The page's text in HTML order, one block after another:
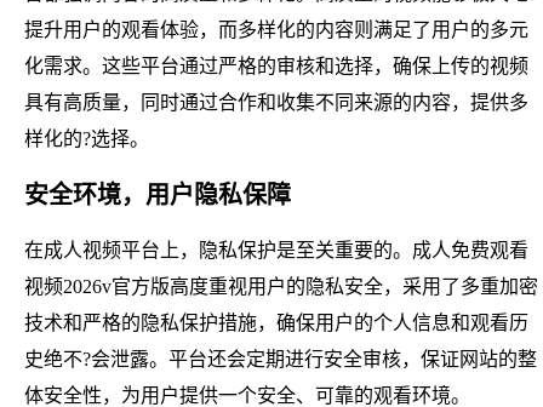
提升用户的观看体验，而多样化的内容则满足了用户的多元
化需求。这些平台通过严格的审核和选择，确保上传的视频
具有高质量，同时通过合作和收集不同来源的内容，提供多
样化的?选择。
安全环境，用户隐私保障
在成人视频平台上，隐私保护是至关重要的。成人免费观看
视频2026v官方版高度重视用户的隐私安全，采用了多重加密
技术和严格的隐私保护措施，确保用户的个人信息和观看历
史绝不?会泄露。平台还会定期进行安全审核，保证网站的整
体安全性，为用户提供一个安全、可靠的观看环境。